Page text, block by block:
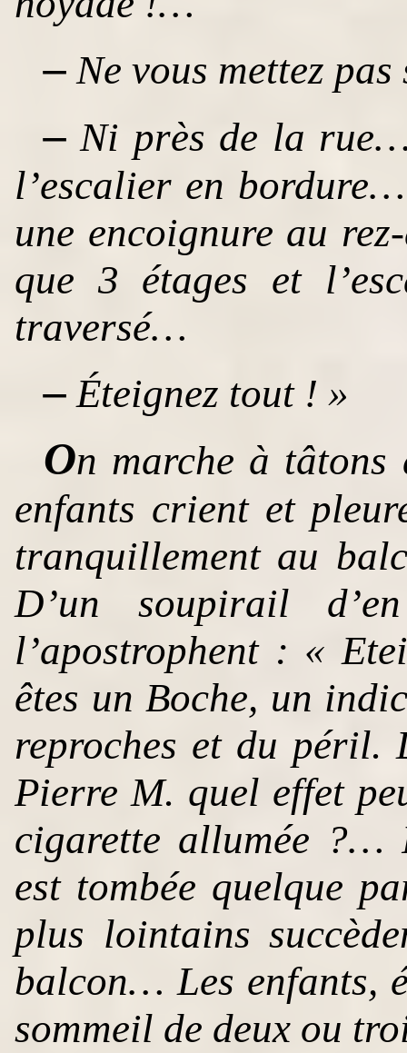
– Ne vous mettez
– Ni près de la
l’escalier en
une encoignure au
que 3 étages et
traversé…
– Éteignez tout ! »
On marche à tâtons
enfants crient et
tranquillement au
D’un soupirail
l’apostrophent : «
êtes un Boche, un
reproches et du péril.
Pierre M. quel effet
cigarette allumée ?…
est tombée quelque
plus lointains
balcon… Les enfants,
sommeil de deux ou